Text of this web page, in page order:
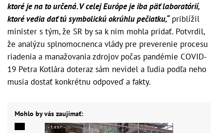
ktoré je na to určená. V celej Európe je iba päť laboratórií,
ktoré vedia dať tú symbolickú okrúhlu pečiatku,“priblížil
minister s tým, že SR by sa k nim mohla pridať. Potvrdil,
že analýzu splnomocnenca vlády pre preverenie procesu
riadenia a manažovania zdrojov počas pandémie COVID-
19 Petra Kotlára doteraz sám nevidel a ľudia podľa neho
musia dostať konkrétnu odpoveď a fakty.
Mohlo by vás zaujímať: